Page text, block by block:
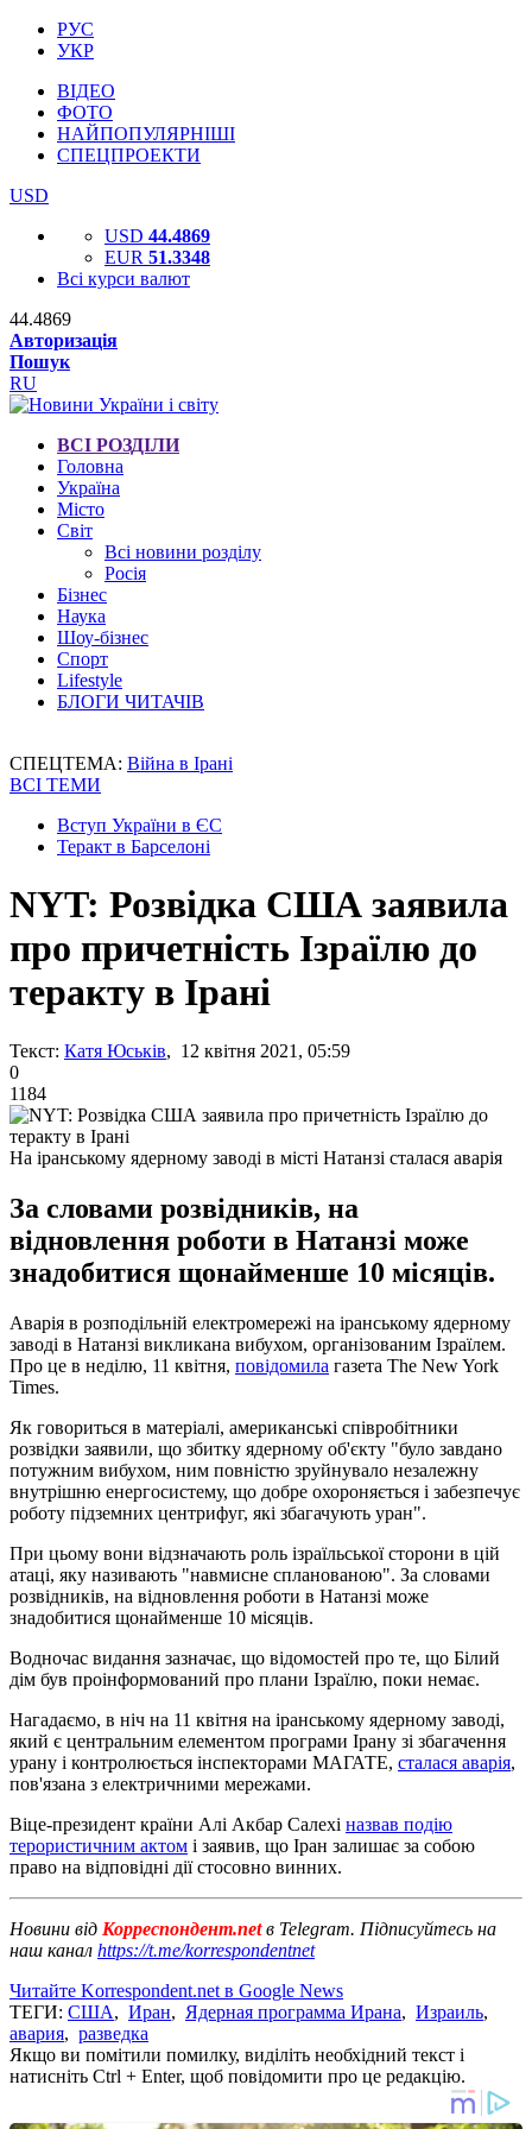
РУС
УКР
ВІДЕО
ФОТО
НАЙПОПУЛЯРНІШІ
СПЕЦПРОЕКТИ
USD
USD 44.4869
EUR 51.3348
Всі курси валют
44.4869
Авторизація
Пошук
RU
ВСІ РОЗДІЛИ
Головна
Україна
Місто
Світ
Всі новини розділу
Росія
Бізнес
Наука
Шоу-бізнес
Спорт
Lifestyle
БЛОГИ ЧИТАЧІВ
СПЕЦТЕМА: Війна в Ірані
ВСІ ТЕМИ
Вступ України в ЄС
Теракт в Барселоні
NYT: Розвідка США заявила
про причетність Ізраїлю до
теракту в Ірані
Текст: Катя Юськів, 12 квітня 2021, 05:59
0
1184
На іранському ядерному заводі в місті Натанзі сталася аварія
За словами розвідників, на
відновлення роботи в Натанзі може
знадобитися щонайменше 10 місяців.
Аварія в розподільній електромережі на іранському ядерному
заводі в Натанзі викликана вибухом, організованим Ізраїлем.
Про це в неділю, 11 квітня, повідомила газета The New York
Times.
Як говориться в матеріалі, американські співробітники
розвідки заявили, що збитку ядерному об'єкту "було завдано
потужним вибухом, ним повністю зруйнувало незалежну
внутрішню енергосистему, що добре охороняється і забезпечує
роботу підземних центрифуг, які збагачують уран".
При цьому вони відзначають роль ізраїльської сторони в цій
атаці, яку називають "навмисне спланованою". За словами
розвідників, на відновлення роботи в Натанзі може
знадобитися щонайменше 10 місяців.
Водночас видання зазначає, що відомостей про те, що Білий
дім був проінформований про плани Ізраїлю, поки немає.
Нагадаємо, в ніч на 11 квітня на іранському ядерному заводі,
який є центральним елементом програми Ірану зі збагачення
урану і контролюється інспекторами МАГАТЕ, сталася аварія,
пов'язана з електричними мережами.
Віце-президент країни Алі Акбар Салехі назвав подію
терористичним актом і заявив, що Іран залишає за собою
право на відповідні дії стосовно винних.
Новини від Корреспондент.netв Telegram. Підписуйтесь на
наш канал https://t.me/korrespondentnet
Читайте Korrespondent.net в Google News
ТЕГИ: США, Иран, Ядерная программа Ирана, Израиль,
авария, разведка
Якщо ви помітили помилку, виділіть необхідний текст і
натисніть Ctrl + Enter, щоб повідомити про це редакцію.